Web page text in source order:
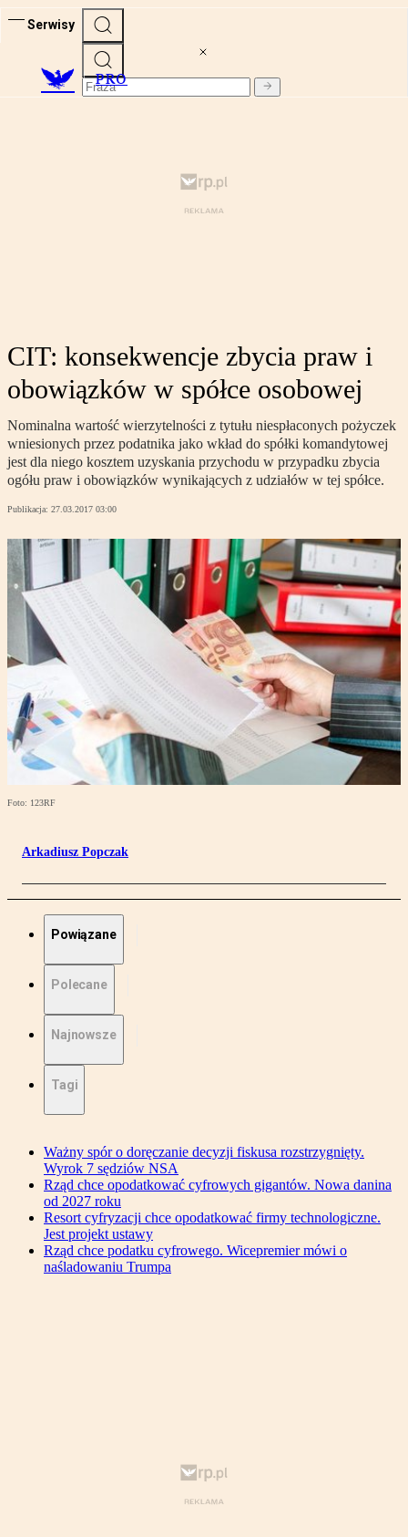
Serwisy
PRO
CIT: konsekwencje zbycia praw i
obowiązków w spółce osobowej
Nominalna wartość wierzytelności z tytułu niespłaconych pożyczek
wniesionych przez podatnika jako wkład do spółki komandytowej
jest dla niego kosztem uzyskania przychodu w przypadku zbycia
ogółu praw i obowiązków wynikających z udziałów w tej spółce.
Publikacja: 27.03.2017 03:00
Foto: 123RF
Arkadiusz Popczak
Powiązane
Polecane
Najnowsze
Tagi
Ważny spór o doręczanie decyzji fiskusa rozstrzygnięty.
Wyrok 7 sędziów NSA
Rząd chce opodatkować cyfrowych gigantów. Nowa danina
od 2027 roku
Resort cyfryzacji chce opodatkować firmy technologiczne.
Jest projekt ustawy
Rząd chce podatku cyfrowego. Wicepremier mówi o
naśladowaniu Trumpa